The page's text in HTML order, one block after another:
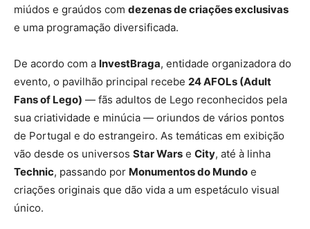
miúdos e graúdos com dezenas de criações exclusivas
e uma programação diversificada.
De acordo com a InvestBraga, entidade organizadora do
evento, o pavilhão principal recebe 24 AFOLs (Adult
Fans of Lego) — fãs adultos de Lego reconhecidos pela
sua criatividade e minúcia — oriundos de vários pontos
de Portugal e do estrangeiro. As temáticas em exibição
vão desde os universos Star Wars e City, até à linha
Technic, passando por Monumentos do Mundo e
criações originais que dão vida a um espetáculo visual
único.